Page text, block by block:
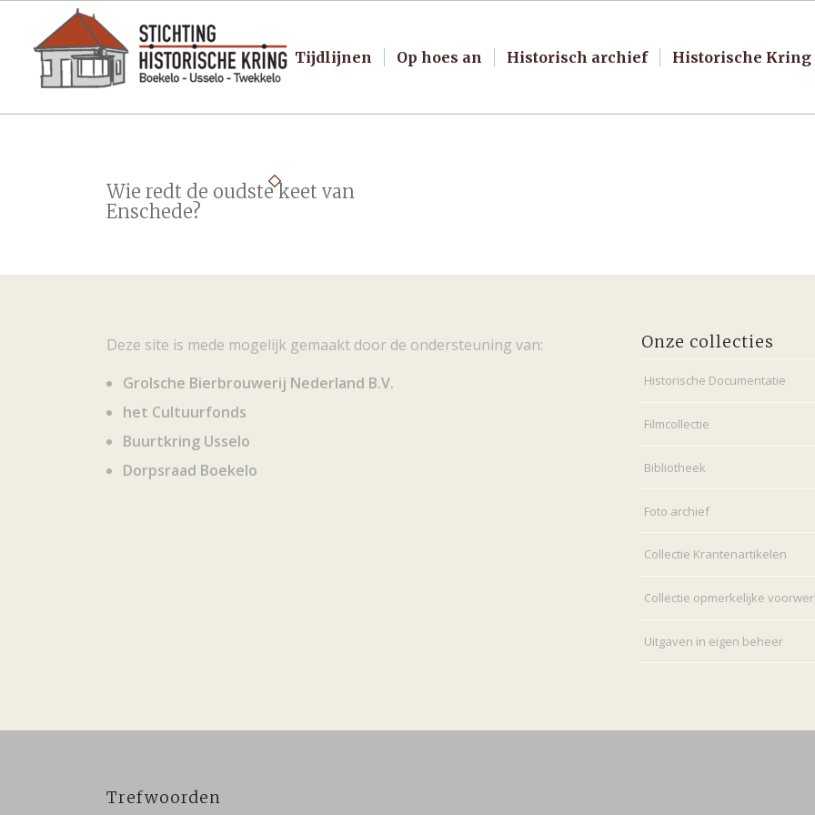
Tijdlijnen Op hoes an Historisch archief Historische Kring
Wie redt de oudste keet van
Enschede?
Deze site is mede mogelijk gemaakt door de ondersteuning van:
Grolsche Bierbrouwerij Nederland B.V.
het Cultuurfonds
Buurtkring Usselo
Dorpsraad Boekelo
Onze collecties
Historische Documentatie
Filmcollectie
Bibliotheek
Foto archief
Collectie Krantenartikelen
Collectie opmerkelijke
Uitgaven in eigen beheer
Trefwoorden